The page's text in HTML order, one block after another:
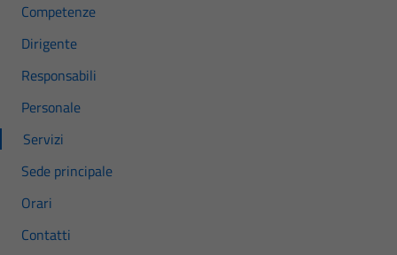
Competenze
Dirigente
Responsabili
Personale
Servizi
Sede principale
Orari
Contatti